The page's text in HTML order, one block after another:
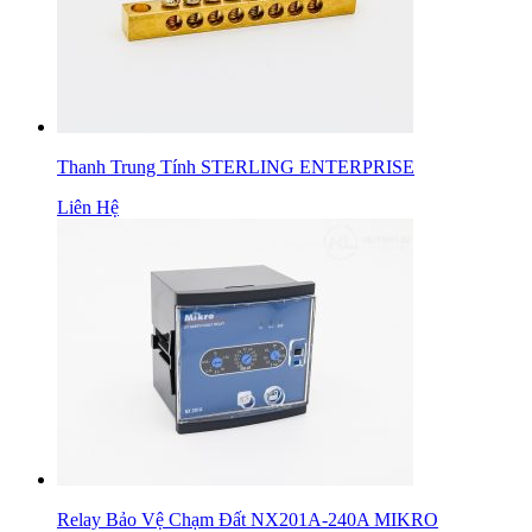
Thanh Trung Tính STERLING ENTERPRISE
Liên Hệ
Relay Bảo Vệ Chạm Đất NX201A-240A MIKRO